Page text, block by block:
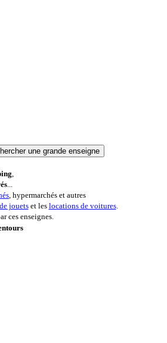
,
...
, hypermarchés et autres
jouetset les locations de voitures.
ces enseignes.